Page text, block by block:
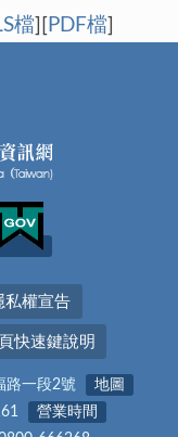
檔][ PDF檔]
私權宣告
快速鍵說明
路一段2號
地圖
營業時間